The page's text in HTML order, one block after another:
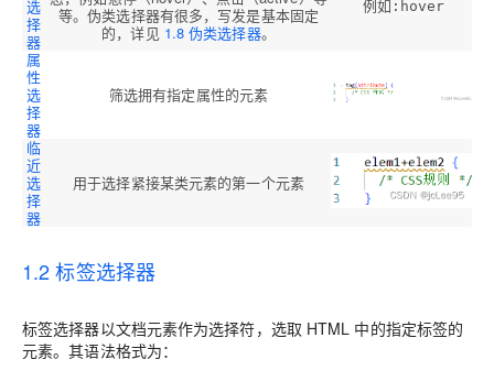
选
择
器
等。伪类选择器有很多，写发是基本固定
的，详见 1.8 伪类选择器。
例如 :hover
属
性
选
择
器
筛选拥有指定属性的元素
临
近
选
择
器
用于选择紧接某类元素的第一个元素
1.2 标签选择器
标签选择器以文档元素作为选择符，选取 HTML 中的指定标签的
元素。其语法格式为：